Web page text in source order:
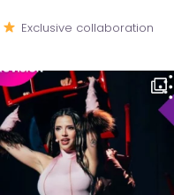
Exclusive collaboration